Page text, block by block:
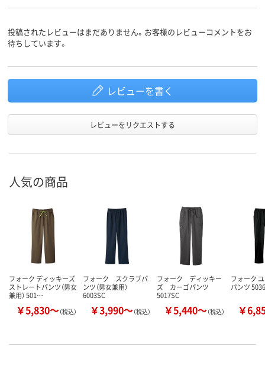
投稿されたレビューはまだありません。お客様のレビューコメントをお
待ちしています。
レビューを書く
レビューをリクエストする
人気の商品
フォーク ディッキーズ
ストレートパンツ（男女
兼用） 501…
￥5,830～（税込）
フォーク スクラブパ
ンツ（男女兼用）
6003SC
￥3,990～（税込）
フォーク ディッキー
ズ カーゴパンツ
5017SC
￥5,440～（税込）
フォーク
パンツ
￥